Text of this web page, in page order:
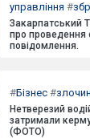
управління #
Закарпатський
про проведення
повідомлення.
#Бізнес #злочин
Нетверезий
затримали
(ФОТО)